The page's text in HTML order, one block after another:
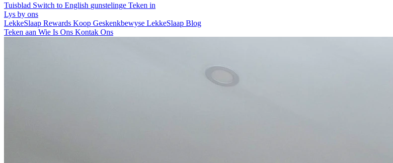
Tuisblad Switch to English gunstelinge Teken in
Lys by ons
LekkeSlaap Rewards Koop Geskenkbewyse LekkeSlaap Blog
Teken aan Wie Is Ons Kontak Ons